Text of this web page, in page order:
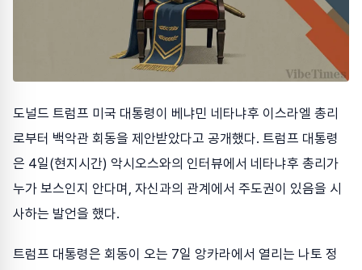
도널드 트럼프 미국 대통령이 베냐민 네타냐후 이스라엘 총리
로부터 백악관 회동을 제안받았다고 공개했다. 트럼프 대통령
은 4일(현지시간) 악시오스와의 인터뷰에서 네타냐후 총리가
누가 보스인지 안다며, 자신과의 관계에서 주도권이 있음을 시
사하는 발언을 했다.
트럼프 대통령은 회동이 오는 7일 앙카라에서 열리는 나토 정